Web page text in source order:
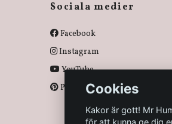
Sociala medier
Facebook
Instagram
YouTube
PinterestCookies
Kakor är gott! Mr